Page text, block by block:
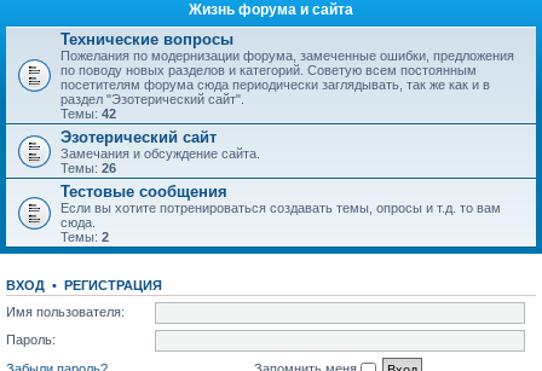
Жизнь форума и сайта
Технические вопросы
Пожелания по модернизации форума, замеченные ошибки, предложения
по поводу новых разделов и категорий. Советую всем постоянным
посетителям форума сюда периодически заглядывать, так же как и в
раздел "Эзотерический сайт".
Темы: 42
Эзотерический сайт
Замечания и обсуждение сайта.
Темы: 26
Тестовые сообщения
Если вы хотите потренироваться создавать темы, опросы и т.д. то вам
сюда.
Темы: 2
ВХОД • РЕГИСТРАЦИЯ
Имя пользователя:
Пароль: